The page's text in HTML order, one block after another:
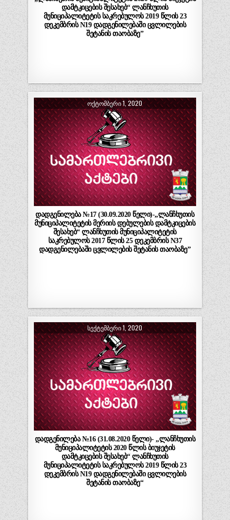
დამტკიცების შესახებ“ ლანჩხუთის
მუნიციპალიტეტის საკრებულოს 2019 წლის 23
დეკემბრის N19 დადგენილებაში ცვლილების
შეტანის თაობაზე”
ᲝᲥᲢᲝᲛᲑᲔᲠᲘ 1, 2020
დადგენილება №17 (30.09.2020 წელი)-„ლანჩხუთის
მუნიციპალიტეტის მერიის დებულების დამტკიცების
შესახებ“ ლანჩხუთის მუნიციპალიტეტის
საკრებულოს 2017 წლის 25 დეკემბრის N37
დადგენილებაში ცვლილების შეტანის თაობაზე”
ᲡᲔᲥᲢᲔᲛᲑᲔᲠᲘ 1, 2020
დადგენილება №16 (31.08.2020 წელი)- „ლანჩხუთის
მუნიციპალიტეტის 2020 წლის ბიუჯეტის
დამტკიცების შესახებ“ ლანჩხუთის
მუნიციპალიტეტის საკრებულოს 2019 წლის 23
დეკემბრის N19 დადგენილებაში ცვლილების
შეტანის თაობაზე“